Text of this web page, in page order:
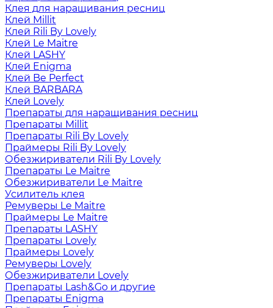
Клея для наращивания ресниц
Клей Millit
Клей Rili By Lovely
Клей Le Maitre
Клей LASHY
Клей Enigma
Клей Be Perfect
Клей BARBARA
Клей Lovely
Препараты для наращивания ресниц
Препараты Millit
Препараты Rili By Lovely
Праймеры Rili By Lovely
Обезжириватели Rili By Lovely
Препараты Le Maitre
Обезжириватели Le Maitre
Усилитель клея
Ремуверы Le Maitre
Праймеры Le Maitre
Препараты LASHY
Препараты Lovely
Праймеры Lovely
Ремуверы Lovely
Обезжириватели Lovely
Препараты Lash&Go и другие
Препараты Enigma